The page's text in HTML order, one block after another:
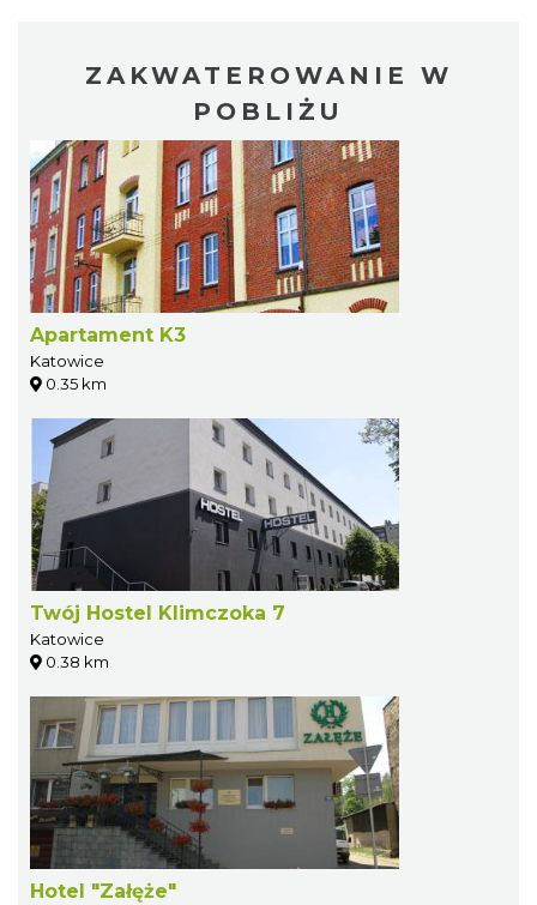
ZAKWATEROWANIE W
POBLIŻU
Apartament K3
Katowice
0.35 km
Twój Hostel Klimczoka 7
Katowice
0.38 km
Hotel "Załęże"